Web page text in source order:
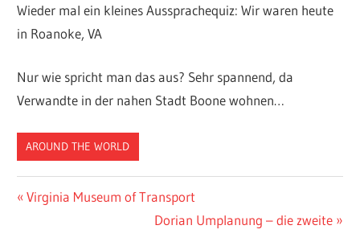
Wieder mal ein kleines Aussprachequiz: Wir waren heute
in Roanoke, VA
Nur wie spricht man das aus? Sehr spannend, da
Verwandte in der nahen Stadt Boone wohnen…
AROUND THE WORLD
Beitragsnavigation
Vorheriger
Virginia Museum of Transport
Nächster
Dorian Umplanung – die zweite